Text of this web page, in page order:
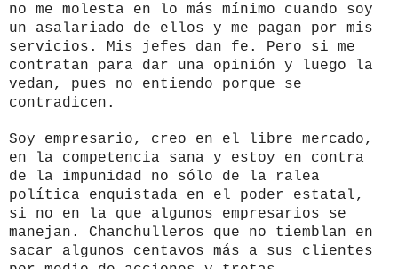
no me molesta en lo más mínimo cuando soy
un asalariado de ellos y me pagan por mis
servicios. Mis jefes dan fe. Pero si me
contratan para dar una opinión y luego la
vedan, pues no entiendo porque se
contradicen.
Soy empresario, creo en el libre mercado,
en la competencia sana y estoy en contra
de la impunidad no sólo de la ralea
política enquistada en el poder estatal,
si no en la que algunos empresarios se
manejan. Chanchulleros que no tiemblan en
sacar algunos centavos más a sus clientes